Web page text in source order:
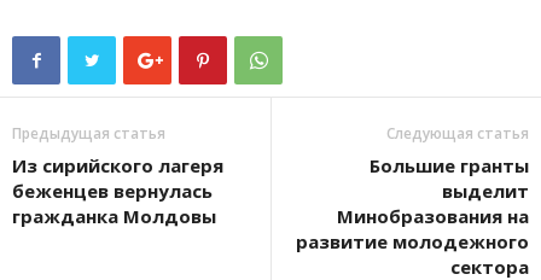
Предыдущая статья
Из сирийского лагеря
беженцев вернулась
гражданка Молдовы
Следующая статья
Большие гранты
выделит
Минобразования на
развитие молодежного
сектора